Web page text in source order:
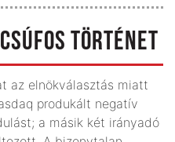
TÖRTÉNET
az elnökválasztás miatt
produkált negatív
a másik két irányadó